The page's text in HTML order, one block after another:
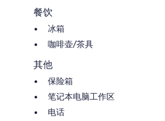
餐饮
冰箱
咖啡壶/茶具
其他
保险箱
笔记本电脑工作区
电话